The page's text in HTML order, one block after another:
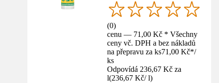
(0)
cenu — 71,00 Kč * Všechny
ceny vč. DPH a bez nákladů
na přepravu za ks71,00 Kč*/
ks
Odpovídá 236,67 Kč za
l(236,67 Kč/ l)